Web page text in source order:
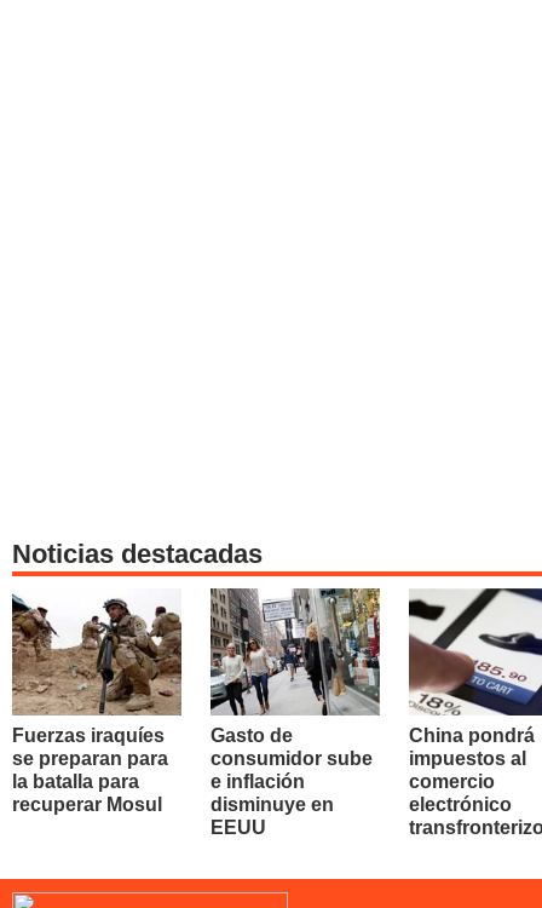
Noticias destacadas
Fuerzas iraquíes
se preparan para
la batalla para
recuperar Mosul
Gasto de
consumidor sube
e inflación
disminuye en
EEUU
China pondrá
impuestos al
comercio
electrónico